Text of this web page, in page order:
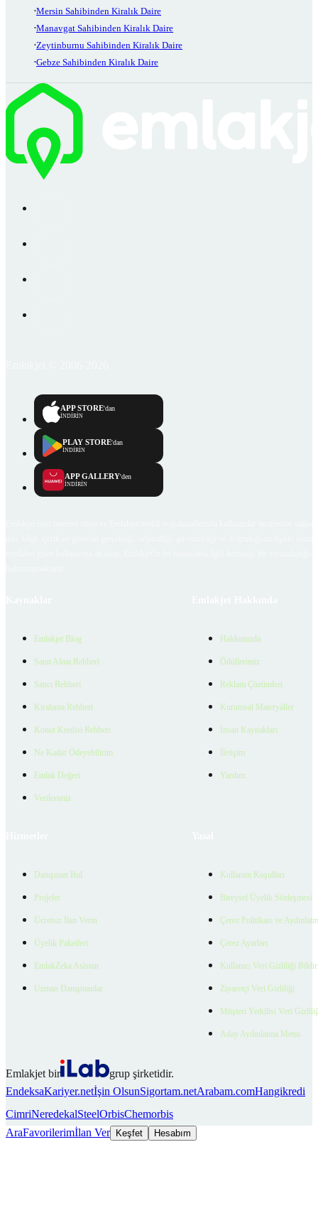
Mersin Sahibinden Kiralık Daire
Manavgat Sahibinden Kiralık Daire
Zeytinburnu Sahibinden Kiralık Daire
Gebze Sahibinden Kiralık Daire
APP STORE'dan
İNDİRİN
PLAY STORE'dan
İNDİRİN
APP GALLERY'den
İNDİRİN
Emlakjet Blog
Satın Alma Rehberi
Satıcı Rehberi
Kiralama Rehberi
Konut Kredisi Rehberi
Ne Kadar Ödeyebilirim
Emlak Değeri
Verilerimiz
Hakkımızda
Ödüllerimiz
Reklam Çözümleri
Kurumsal Materyaller
İnsan Kaynakları
İletişim
Yardım
Danışman Bul
Projeler
Ücretsiz İlan Verin
Üyelik Paketleri
EmlakZeka Asistan
Uzman Danışmanlar
Kullanım Koşulları
Bireysel Üyelik Sözleşmesi
Çerez Politikası ve
Çerez Ayarları
Kullanıcı Veri Gizliliği
Ziyaretçi Veri Gizliliği
Müşteri Yetkilisi Veri
Aday Aydınlatma Metni
Emlakjet bir
grup şirketidir.
EndeksaKariyer.netİşin OlsunSigortam.netArabam.comHangikredi
CimriNeredekalSteelOrbisChemorbis
AraFavorilerimİlan Ver Keşfet Hesabım